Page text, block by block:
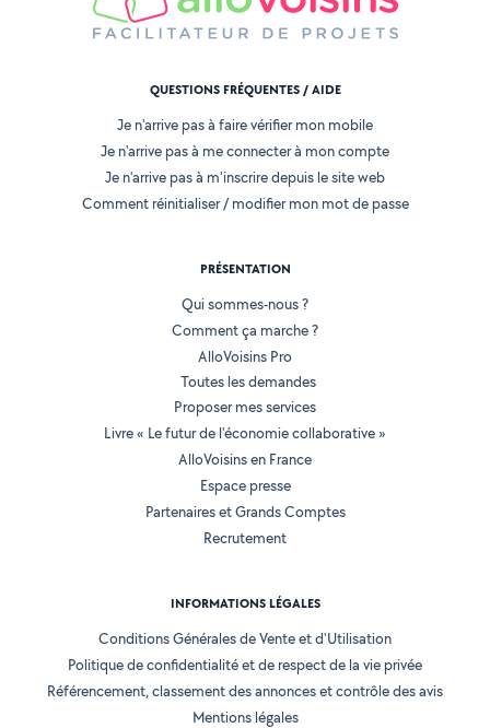
QUESTIONS FRÉQUENTES / AIDE
Je n'arrive pas à faire vérifier mon mobile
Je n'arrive pas à me connecter à mon compte
Je n'arrive pas à m'inscrire depuis le site web
Comment réinitialiser / modifier mon mot de passe
PRÉSENTATION
Qui sommes-nous ?
Comment ça marche ?
AlloVoisins Pro
Toutes les demandes
Proposer mes services
Livre « Le futur de l'économie collaborative »
AlloVoisins en France
Espace presse
Partenaires et Grands Comptes
Recrutement
INFORMATIONS LÉGALES
Conditions Générales de Vente et d'Utilisation
Politique de confidentialité et de respect de la vie privée
Référencement, classement des annonces et contrôle des avis
Mentions légales